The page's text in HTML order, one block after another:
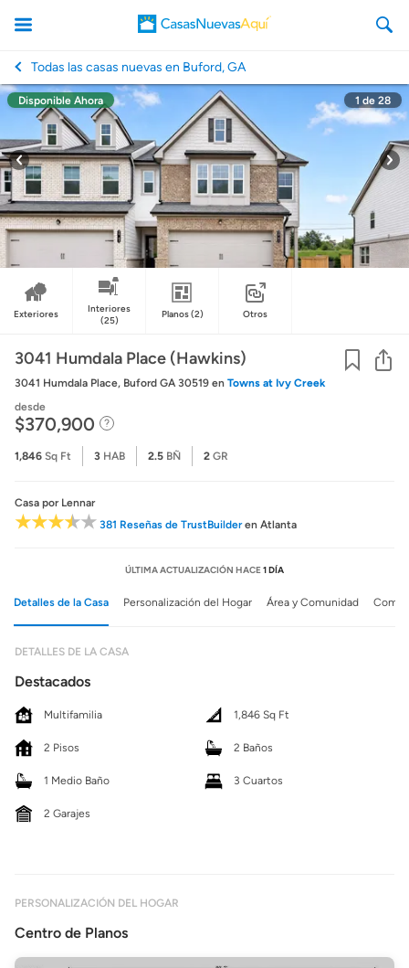
CasasNuevasAqui
Todas las casas nuevas en Buford, GA
Disponible Ahora 1 de 28
Exteriores
Interiores
(25)
Planos(2) Otros
3041 Humdala Place (Hawkins)
3041 Humdala Place, Buford GA 30519 en Towns at Ivy Creek
desde
$370,900
1,846 Sq Ft 3 HAB 2.5 BÑ 2 GR
Casa por Lennar
381 Reseñas de TrustBuilderen Atlanta
ÚLTIMA ACTUALIZACIÓN HACE1 DÍA
Detalles de la Casa Personalización del Hogar Área y Comunidad
DETALLES DE LA CASA
Destacados
Multifamilia 1,846 Sq Ft
2 Pisos 2 Baños
1 Medio Baño 3 Cuartos
2 Garajes
PERSONALIZACIÓN DEL HOGAR
Centro de Planos